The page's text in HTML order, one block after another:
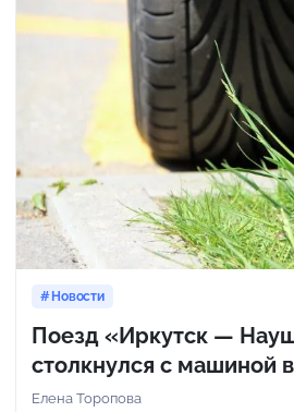
Новости
Поезд «Иркутск —
столкнулся с машиной
Елена Торопова